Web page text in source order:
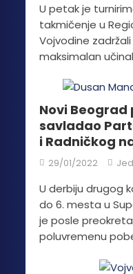
U petak je
takmičenje u
Vojvodine
maksimalan
Novi
savladao
i Radničkog
29/01/2022
U derbiju drugog
do 6. mesta u
je posle
poluvremenu